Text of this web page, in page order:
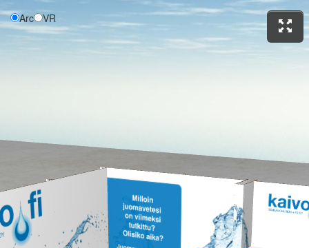
Arc VR